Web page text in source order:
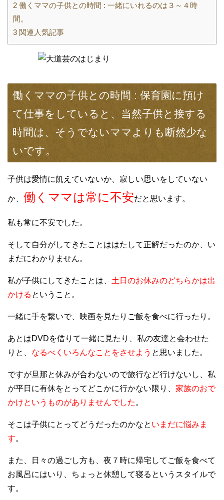
2 働くママの子供との時間 : 一緒にいれるのは３～４時
間。
3 関連人気記事
働くママの子供との時間 : 保育園に預け
て仕事をしていると、当然子供と接する
時間は、そうでないママよりも断然少な
いです。
子供は愛情に飢えていないか、寂しい思いをしていない
か、 働くママは常に不安だと思います。
私も常に不安でした。
そして自分がしてきたことははたして正解だったのか、い
まだにわかりません。
私が子供にしてきたことは、 土日のお休みのどちらかは出
かける ということ。
一緒に手を繋いで、映画を見たりご飯を食べに行ったり。
あとはDVDを借りて一緒に見たり、私の友達と会わせた
りと、 なるべくいろんなことをさせよう と思いました。
ですが旦那と休みが合わないので旅行など行けないし、私
が平日に有休をとってどこかに行かない限り、 家族のおで
かけというものがありませんでした 。
そこは子供にとってどうだったのかなと いまだに悩みま
す。
また、日々の過ごし方も、夜７時に帰宅してご飯を食べて
お風呂にはいり、ちょっと休憩して寝るというスタイルで
す。